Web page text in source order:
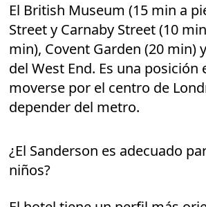
El British Museum (15 min a
Street y Carnaby Street (10
min), Covent Garden (20 min)
del West End. Es una posición
moverse por el centro de
depender del metro.
¿El Sanderson es adecuado
niños?